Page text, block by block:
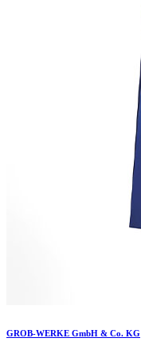
GROB-WERKE GmbH & Co. KG